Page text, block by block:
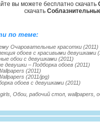
вы можете бесплатно скачать
скачать
по теме:
Очаровательные красотки (2011)
обоев с красивыми девушками
обои с девушками (2011)
девушки – Подборка обоев (2011)
(2011)
(2011/jpg)
обоев с девушками (2011)
girls Обои рабочий стол wallpapers